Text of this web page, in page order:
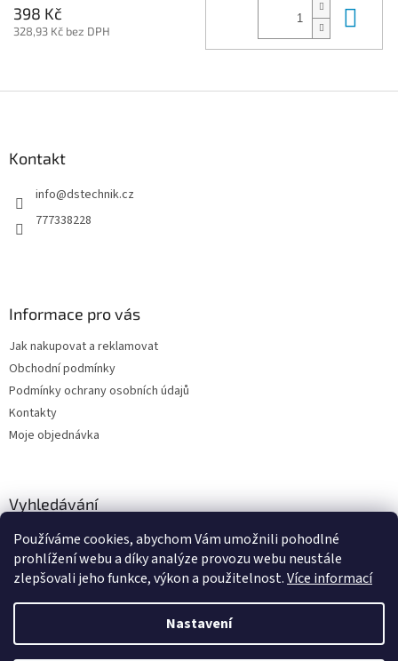
Používáme cookies, abychom Vám umožnili pohodlné
prohlížení webu a díky analýze provozu webu neustále
zlepšovali jeho funkce, výkon a použitelnost.Více informací
Nastavení
398 Kč
328,93 Kč bez DPH
Kontakt
info@dstechnik.cz
777338228
Informace pro vás
Jak nakupovat a reklamovat
Obchodní podmínky
Podmínky ochrany osobních údajů
Kontakty
Moje objednávka
Vyhledávání
Vytvořil Shoptet